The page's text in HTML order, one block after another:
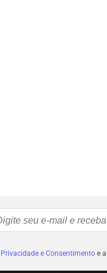
e Consentimentoe a